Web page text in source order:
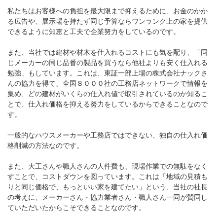
私たちはお客様への負担を最大限まで抑えるために、お金のかか
る広告や、展示場を持たず同じ予算ならワンランク上の家を提供
できるように知恵と工夫で企業努力をしているのです。
また、当社では建材や材木を仕入れるコストにも気を配り、「同
じメーカーの同じ品番の製品を買うなら他社よりも安く仕入れる
勉強」もしています。これは、東証一部上場の株式会社ナックさ
んの協力を得て、全国８０００社の工務店ネットワークで情報を
集め、どの建材がいくらの仕入れ値で取引されているのか知るこ
とで、仕入れ価格を抑える努力をしているからできることなので
す。
一般的なハウスメーカーや工務店ではできない、独自の仕入れ価
格削減の方法なのです。
また、大工さんや職人さんの人件費も、現場作業での無駄をなく
すことで、コストダウンを図っています。これは「地域の見積も
りと同じ価格で、もっといい家を建てたい」という、当社の社長
の考えに、メーカーさん・協力業者さん・職人さん一同が賛同し
ていただいたからこそできることなのです。